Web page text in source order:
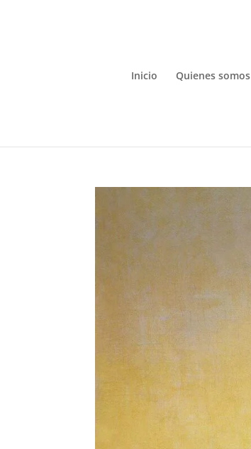
Inicio Quienes somos